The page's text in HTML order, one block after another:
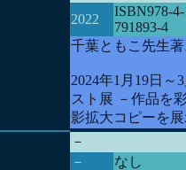
2022
ISBN978-
791893-4
千葉ともこ先生
2024年1月19日
スト展 －作品を
影拡大コピーを
－
－
なし